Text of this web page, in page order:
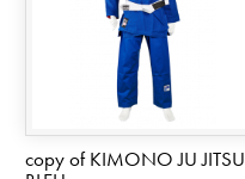
copy of KIMONO JU JITSU